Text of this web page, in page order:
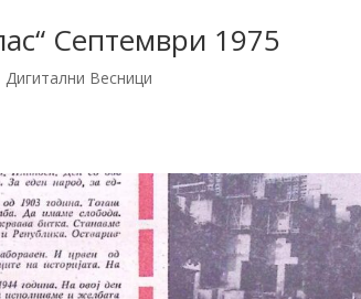
Септември 1975
Дигитални Весници